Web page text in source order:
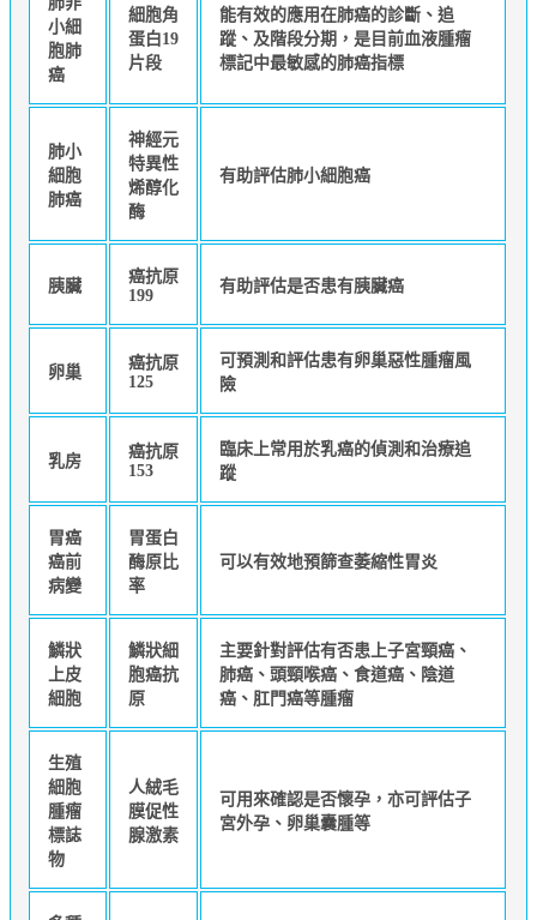
小細
胞肺
癌
細胞角
蛋白19
片段
能有效的應用在肺癌的診斷、追
蹤、及階段分期，是目前血液腫瘤
標記中最敏感的肺癌指標
肺小
細胞
肺癌
神經元
特異性
烯醇化
酶
有助評估肺小細胞癌
胰臟
癌抗原
199
有助評估是否患有胰臟癌
卵巢
癌抗原
125
可預測和評估患有卵巢惡性腫瘤風
險
乳房
癌抗原
153
臨床上常用於乳癌的偵測和治療追
蹤
胃癌
癌前
病變
胃蛋白
酶原比
率
可以有效地預篩查萎縮性胃炎
鱗狀
上皮
細胞
鱗狀細
胞癌抗
原
主要針對評估有否患上子宮頸癌、
肺癌、頭頸喉癌、食道癌、陰道
癌、肛門癌等腫瘤
生殖
細胞
腫瘤
標誌
物
人絨毛
膜促性
腺激素
可用來確認是否懷孕，亦可評估子
宮外孕、卵巢囊腫等